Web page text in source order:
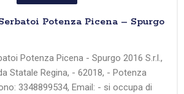
Potenza Picena – Spurgo
Potenza Picena - Spurgo 2016 S.r.l.,
Statale Regina, - 62018, - Potenza
3348899534, Email: - si occupa di